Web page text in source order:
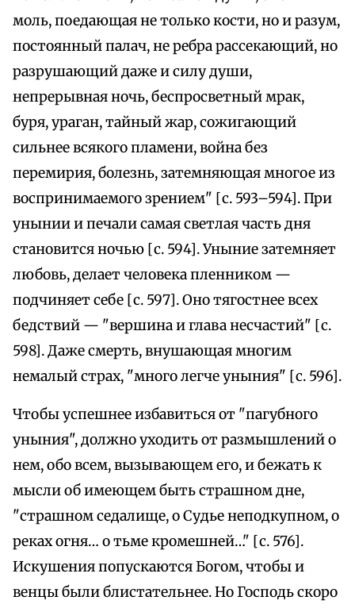
моль, поедающая не только кости, но и разум,
постоянный палач, не ребра рассекающий, но
разрушающий даже и силу души,
непрерывная ночь, беспросветный мрак,
буря, ураган, тайный жар, сожигающий
сильнее всякого пламени, война без
перемирия, болезнь, затемняющая многое из
воспринимаемого зрением" [с. 593–594]. При
унынии и печали самая светлая часть дня
становится ночью [с. 594]. Уныние затемняет
любовь, делает человека пленником —
подчиняет себе [с. 597]. Оно тягостнее всех
бедствий — "вершина и глава несчастий" [с.
598]. Даже смерть, внушающая многим
немалый страх, "много легче уныния" [с. 596].
Чтобы успешнее избавиться от "пагубного
уныния", должно уходить от размышлений о
нем, обо всем, вызывающем его, и бежать к
мысли об имеющем быть страшном дне,
"страшном седалище, о Судье неподкупном, о
реках огня… о тьме кромешней…" [с. 576].
Искушения попускаются Богом, чтобы и
венцы были блистательнее. Но Господь скоро